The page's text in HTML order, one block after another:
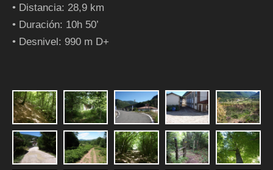
• Distancia: 28,9 km
• Duración: 10h 50’
• Desnivel: 990 m D+